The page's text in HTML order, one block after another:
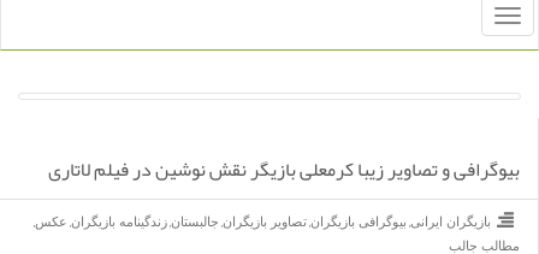
Toggle
navigation
بیوگرافی و تصاویر زیبا کرمعلی بازیگر نقش نوشین در فیلم لاتاری
بازیگران ایرانی, بیوگرافی بازیگران,تصاویر بازیگران, جالبستان,زندگینامه بازیگران, عکس,
مطالب جالب